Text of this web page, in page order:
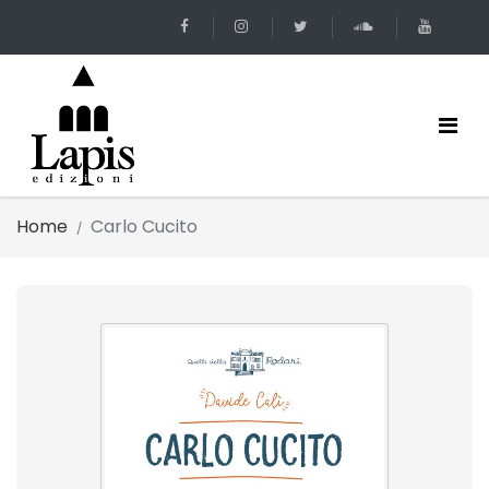
Home Carlo Cucito